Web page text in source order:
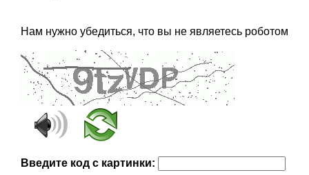
Нам нужно убедиться, что вы не являетесь роботом
Введите код с картинки: